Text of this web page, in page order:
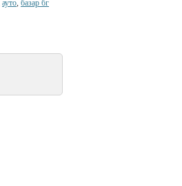
ауто, базар бг